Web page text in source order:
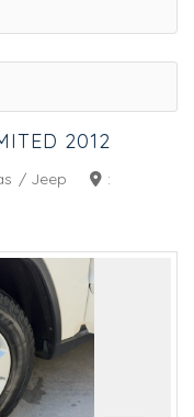
2012
/ Jeep
: